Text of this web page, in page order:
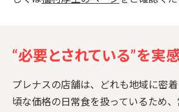
“必要とされている”を実
プレナスの店舗は、どれも地域に密
頃な価格の日常食を扱っているため